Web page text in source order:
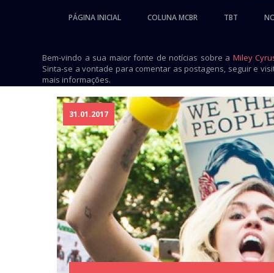
PÁGINA INICIAL COLUNA MCBR TBT
Bem-vindo a sua maior fonte de notícias sobre a Miley
Sinta-se a vontade para comentar as postagens, seguir e
mais informações.
31.01.2017